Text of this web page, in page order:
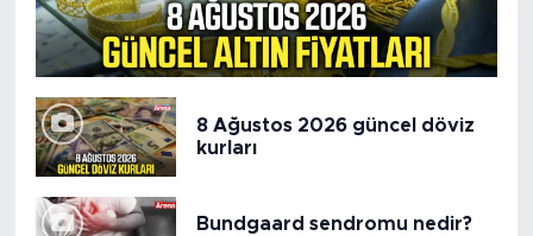
8 Ağustos 2026 güncel döviz
kurları
Bundgaard sendromu nedir?